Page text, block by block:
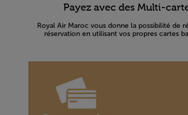
Payez avec des Multi-
Royal Air Maroc vous donne la possibilité de
réservation en utilisant vos propres cartes